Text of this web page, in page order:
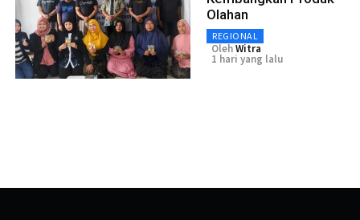
Olahan
REGIONAL
OlehWitra
1 hari yang lalu